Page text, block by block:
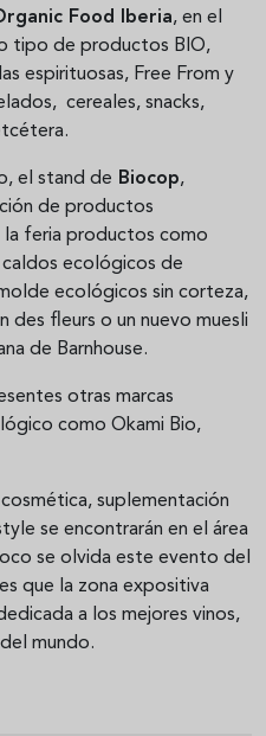
Food Iberia, en el
tipo de productos BIO,
espirituosas, Free From y
cereales, snacks,
el stand de Biocop,
de productos
la feria productos como
caldos ecológicos de
ecológicos sin corteza,
des fleurs o un nuevo muesli
de Barnhouse.
otras marcas
como Okami Bio,
suplementación
se encontrarán en el área
se olvida este evento del
que la zona expositiva
a los mejores vinos,
mundo.